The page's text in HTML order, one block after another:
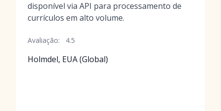
disponível via API para processamento de
currículos em alto volume.
Avaliação: 4.5
Holmdel, EUA (Global)